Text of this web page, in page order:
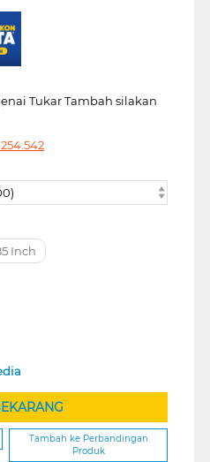
Tukar Tambah silakan
254.542
Inch
Tambah ke Perbandingan
Produk